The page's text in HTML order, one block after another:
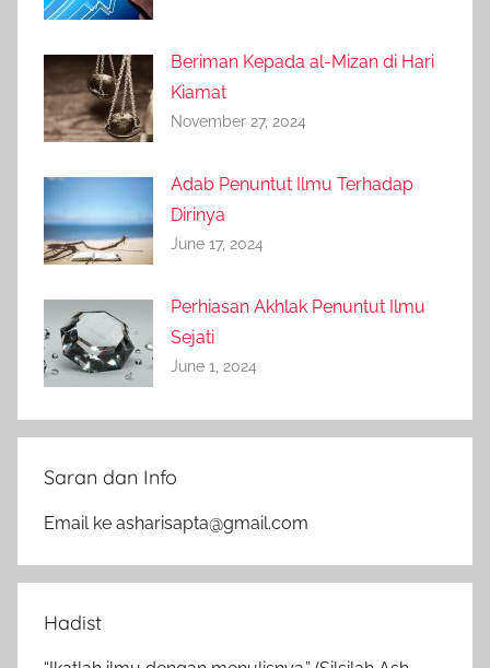
Beriman Kepada al-Mizan di Hari
Kiamat
November 27, 2024
Adab Penuntut Ilmu Terhadap
Dirinya
June 17, 2024
Perhiasan Akhlak Penuntut Ilmu
Sejati
June 1, 2024
Saran dan Info
Email ke asharisapta@gmail.com
Hadist